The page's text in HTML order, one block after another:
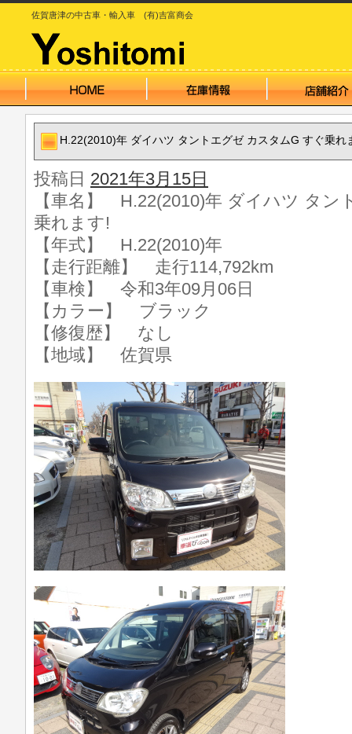
佐賀唐津の中古車・輸入車 (有)吉富商会
H.22(2010)年 ダイハツ タントエグゼ カスタムG すぐ乗れ
投稿日 2021年3月15日
【車名】 H.22(2010)年 ダイハツ タン
乗れます!
【年式】 H.22(2010)年
【走行距離】 走行114,792km
【車検】 令和3年09月06日
【カラー】 ブラック
【修復歴】 なし
【地域】 佐賀県